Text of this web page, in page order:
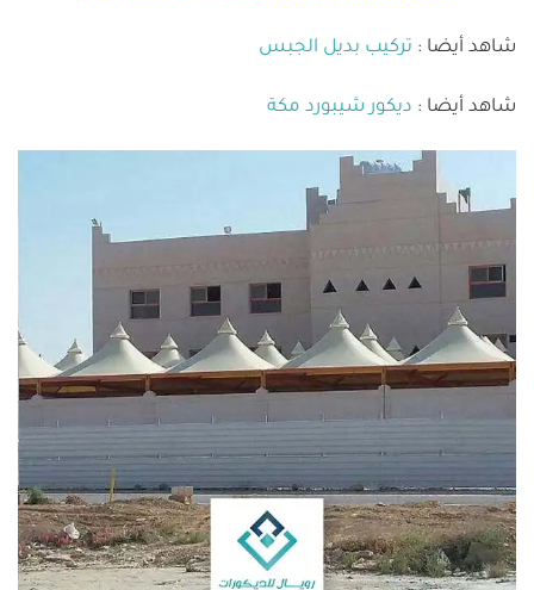
شاهد أيضا : تركيب بديل الجبس
شاهد أيضا : ديكور شيبورد مكة